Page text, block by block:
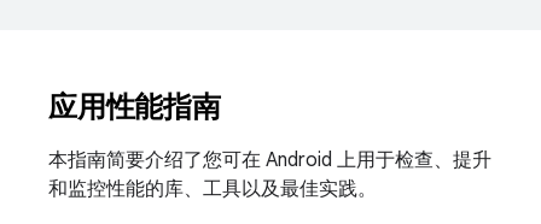
应用性能指南
本指南简要介绍了您可在 Android 上用于检查、提升
和监控性能的库、工具以及最佳实践。